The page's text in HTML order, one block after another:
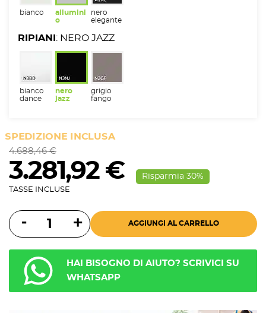
bianco
allumini
o
nero
elegante
RIPIANI: NERO JAZZ
bianco
dance
nero
jazz
grigio
fango
SPEDIZIONE INCLUSA
4.688,46 €
3.281,92 € Risparmia 30%
TASSE INCLUSE
AGGIUNGI AL CARRELLO
HAI BISOGNO DI AIUTO? SCRIVICI SU
WHATSAPP